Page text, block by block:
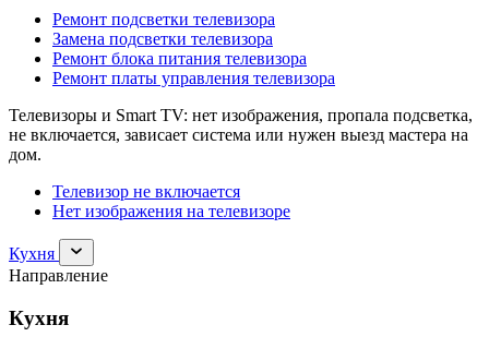
Ремонт подсветки телевизора
Замена подсветки телевизора
Ремонт блока питания телевизора
Ремонт платы управления телевизора
Телевизоры и Smart TV: нет изображения, пропала подсветка,
не включается, зависает система или нужен выезд мастера на
дом.
Телевизор не включается
Нет изображения на телевизоре
Кухня
Раскрыть
раздел
Кухня
Направление
Кухня